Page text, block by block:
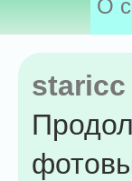
О
staricc